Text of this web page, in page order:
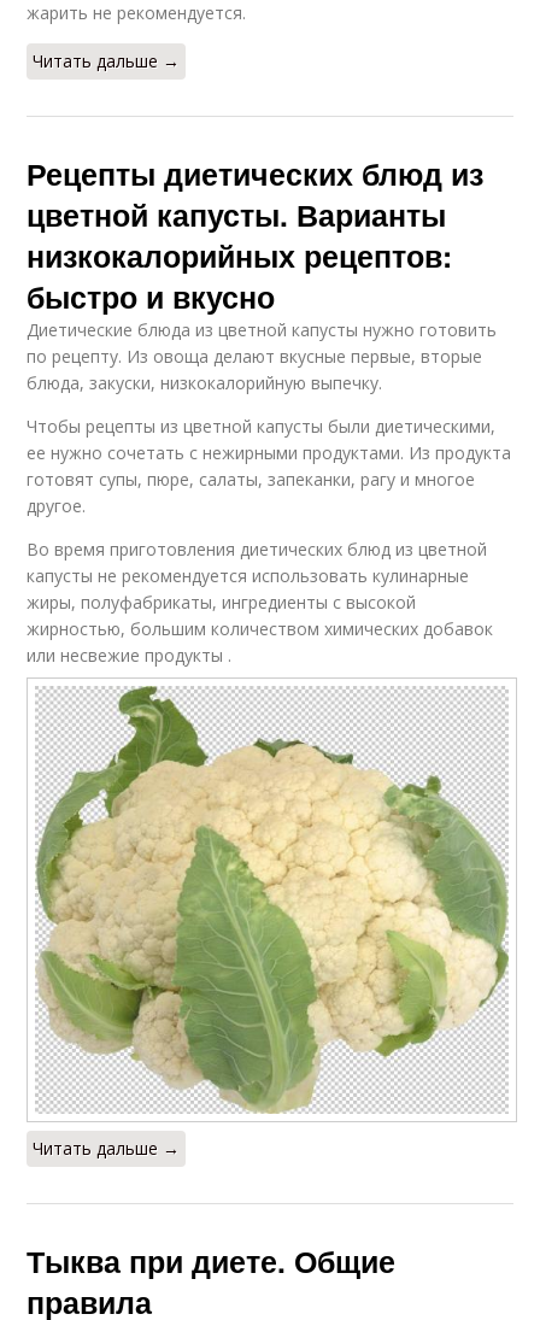
жарить не рекомендуется.
Читать дальше →
Рецепты диетических блюд из
цветной капусты. Варианты
низкокалорийных рецептов:
быстро и вкусно
Диетические блюда из цветной капусты нужно готовить
по рецепту. Из овоща делают вкусные первые, вторые
блюда, закуски, низкокалорийную выпечку.
Чтобы рецепты из цветной капусты были диетическими,
ее нужно сочетать с нежирными продуктами. Из продукта
готовят супы, пюре, салаты, запеканки, рагу и многое
другое.
Во время приготовления диетических блюд из цветной
капусты не рекомендуется использовать кулинарные
жиры, полуфабрикаты, ингредиенты с высокой
жирностью, большим количеством химических добавок
или несвежие продукты .
Читать дальше →
Тыква при диете. Общие
правила